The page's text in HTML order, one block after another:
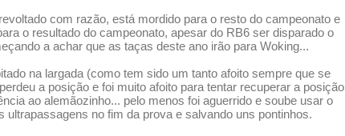
com razão, está mordido para o resto do campeonato e
o resultado do campeonato, apesar do RB6 ser disparado o
a achar que as taças deste ano irão para Woking...
na largada (como tem sido um tanto afoito sempre que se
a posição e foi muito afoito para tentar recuperar a posição
ao alemãozinho... pelo menos foi aguerrido e soube usar o
no fim da prova e salvando uns pontinhos.